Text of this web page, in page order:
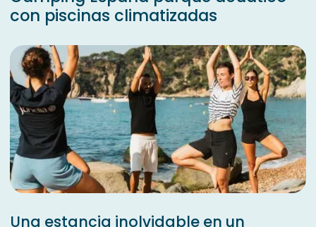
con piscinas climatizadas
Una estancia inolvidable en un